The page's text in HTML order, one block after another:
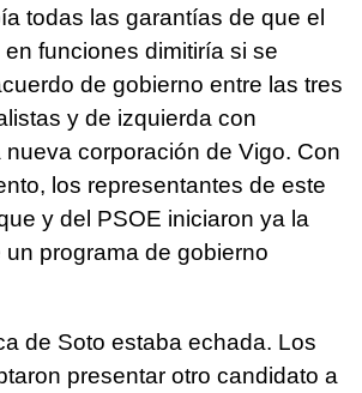
todas las garantías de que el
funciones dimitiría si se
de gobierno entre las tres
y de izquierda con
corporación de Vigo. Con
los representantes de este
y del PSOE iniciaron ya la
programa de gobierno
de Soto estaba echada. Los
presentar otro candidato a